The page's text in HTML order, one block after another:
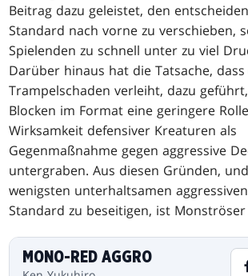
Beitrag dazu geleistet, den
Standard nach vorne zu verschieben,
Spielenden zu schnell unter zu viel
Darüber hinaus hat die Tatsache,
Trampelschaden verleiht, dazu
Blocken im Format eine geringere
Wirksamkeit defensiver Kreaturen als
Gegenmaßnahme gegen aggressive
untergraben. Aus diesen Gründen,
wenigsten unterhaltsamen
Standard zu beseitigen, ist
MONO-RED AGGRO